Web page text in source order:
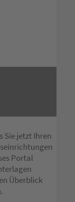
Sie jetzt Ihren
Portal
Überblick